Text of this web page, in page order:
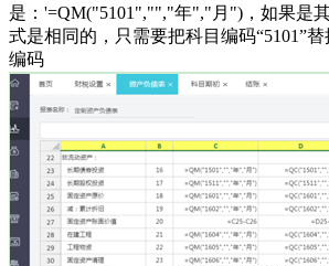
是：'=QM("5101","","年","月")，如果是
式是相同的，只需要把科目编码“5101”
编码